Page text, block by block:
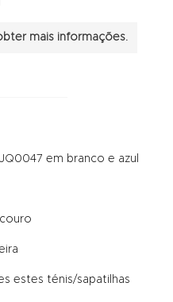
mais informações.
em branco e azul
estes ténis/sapatilhas